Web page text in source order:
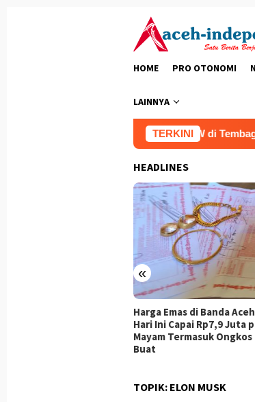
HOME PRO OTONOMI
LAINNYA
TERKINI
Hukum terhadap DPO GW di Tembagapura
HEADLINES
«
Harga Emas di Banda Aceh
Hari Ini Capai Rp7,9 Juta
Mayam Termasuk Ongkos
Buat
TOPIK: ELON MUSK